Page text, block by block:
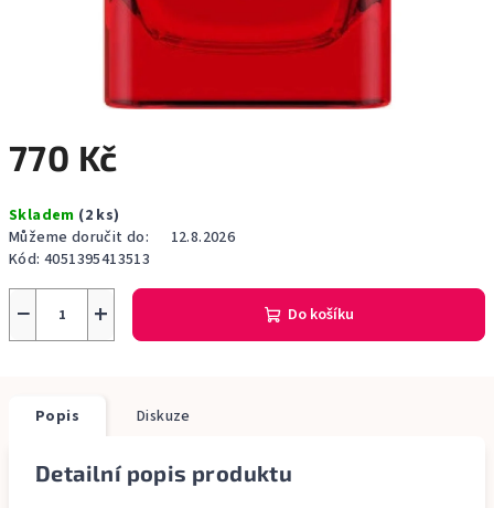
770 Kč
cena:
Skladem (2 ks)
Můžeme doručit do:
12.8.2026
Kód: 4051395413513
+
− Do košíku
Popis Diskuze
Detailní popis produktu